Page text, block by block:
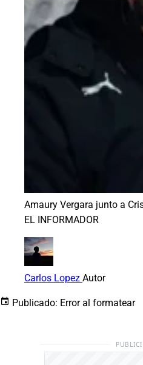
Amaury Vergara junto a
EL INFORMADOR
Carlos Lopez Autor
Publicado: Error al formatear